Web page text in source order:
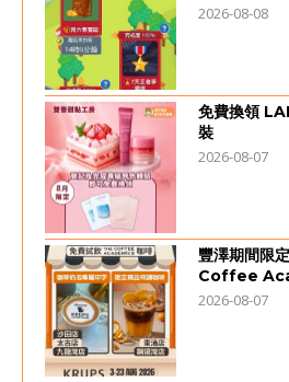
2026-08-08
免費換領
裝
2026-08-07
豐澤期間限
Coffee
2026-08-07